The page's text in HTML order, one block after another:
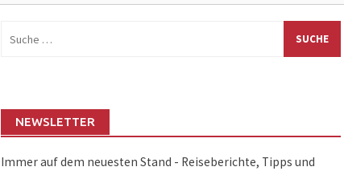
nach:
NEWSLETTER
Immer auf dem neuesten Stand - Reiseberichte, Tipps und